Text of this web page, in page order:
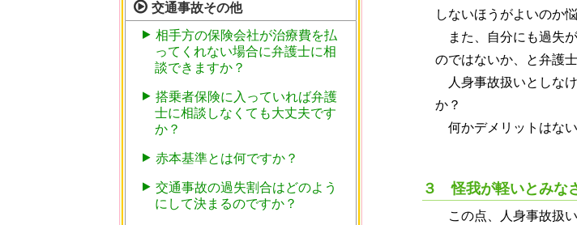
しないほうがよいのか
また、自分にも過失
のではないか、と弁護
人身事故扱いとしな
か？
何かデメリットはな
３ 怪我が軽いとみな
この点、人身事故扱
交通事故その他
相手方の保険会社が治療費を払
ってくれない場合に弁護士に相
談できますか？
搭乗者保険に入っていれば弁護
士に相談しなくても大丈夫です
か？
赤本基準とは何ですか？
交通事故の過失割合はどのよう
にして決まるのですか？